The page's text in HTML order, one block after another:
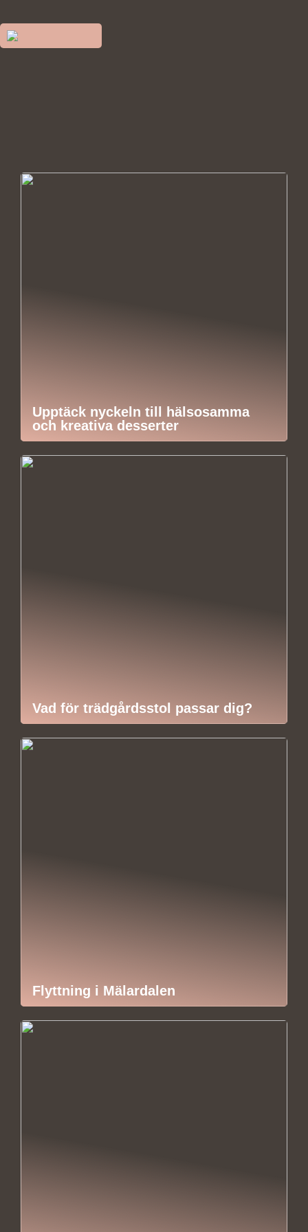
Upptäck nyckeln till hälsosamma
och kreativa desserter
Vad för trädgårdsstol passar dig?
Flyttning i Mälardalen